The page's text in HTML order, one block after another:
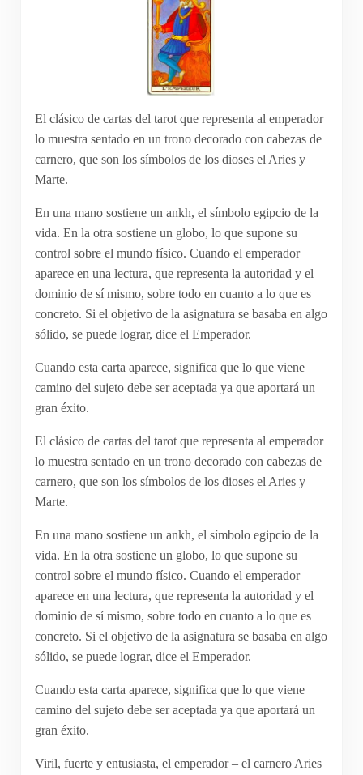
El clásico de cartas del tarot que representa al emperador
lo muestra sentado en un trono decorado con cabezas de
carnero, que son los símbolos de los dioses el Aries y
Marte.
En una mano sostiene un ankh, el símbolo egipcio de la
vida. En la otra sostiene un globo, lo que supone su
control sobre el mundo físico. Cuando el emperador
aparece en una lectura, que representa la autoridad y el
dominio de sí mismo, sobre todo en cuanto a lo que es
concreto. Si el objetivo de la asignatura se basaba en algo
sólido, se puede lograr, dice el Emperador.
Cuando esta carta aparece, significa que lo que viene
camino del sujeto debe ser aceptada ya que aportará un
gran éxito.
El clásico de cartas del tarot que representa al emperador
lo muestra sentado en un trono decorado con cabezas de
carnero, que son los símbolos de los dioses el Aries y
Marte.
En una mano sostiene un ankh, el símbolo egipcio de la
vida. En la otra sostiene un globo, lo que supone su
control sobre el mundo físico. Cuando el emperador
aparece en una lectura, que representa la autoridad y el
dominio de sí mismo, sobre todo en cuanto a lo que es
concreto. Si el objetivo de la asignatura se basaba en algo
sólido, se puede lograr, dice el Emperador.
Cuando esta carta aparece, significa que lo que viene
camino del sujeto debe ser aceptada ya que aportará un
gran éxito.
Viril, fuerte y entusiasta, el emperador – el carnero Aries